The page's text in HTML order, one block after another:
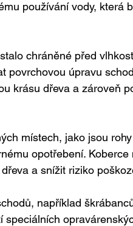
používání vody, která
chráněné před
povrchovou úpravu
krásu dřeva a zároveň
místech, jako jsou
opotřebení.
a snížit riziko
například